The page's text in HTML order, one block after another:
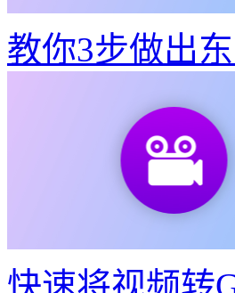
教你3步做出
快速将视频转